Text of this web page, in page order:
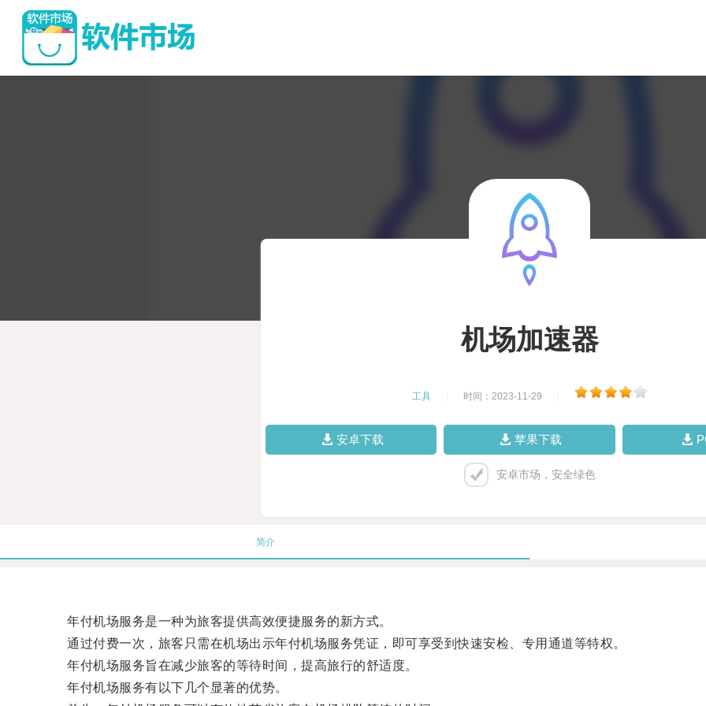
机场加速器
工具 时间：2023-11-29
安卓下载 苹果下载
安卓市场，安全绿色
简介
年付机场服务是一种为旅客提供高效便捷服务的新方式。
通过付费一次，旅客只需在机场出示年付机场服务凭证，即可享受到快速安检、专用通道等特权。
年付机场服务旨在减少旅客的等待时间，提高旅行的舒适度。
年付机场服务有以下几个显著的优势。